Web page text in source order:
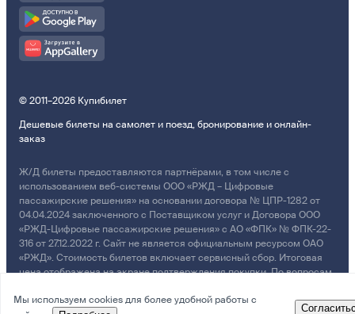
© 2011–2026 Купибилет
Дешевые билеты на самолет и поезд, бронирование и онлайн-
заказ
Ж/Д билеты предоставляются партнёрами, в том числе с
использованием веб-системы ООО «РЖД – Цифровые
пассажирские решения» на основании договора № ЦПР-1282 от
04.04.2024 заключенного с Поставщиком услуг и Договора ООО
«РЖД-Цифровые пассажирские решения» с АО «ФПК» № ФПК-22-
316 от 27.12.2022 г. Сайт не является официальным ресурсом ОАО
«РЖД». Стоимость билетов включает сервисный сбор. Итоговая
цена отображена на экране подтверждения покупки. По вопросам
возмещении убытков просим обращаться в Службу Заботы.
Мы используем cookies для более удобной работы с